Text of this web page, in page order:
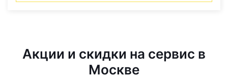
Акции и скидки на сервис в
Москве